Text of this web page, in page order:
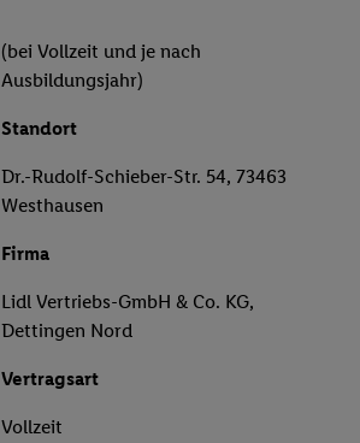
(bei Vollzeit und je nach
Ausbildungsjahr)
Standort
Dr.-Rudolf-Schieber-Str. 54, 73463
Westhausen
Firma
Lidl Vertriebs-GmbH & Co. KG,
Dettingen Nord
Vertragsart
Vollzeit